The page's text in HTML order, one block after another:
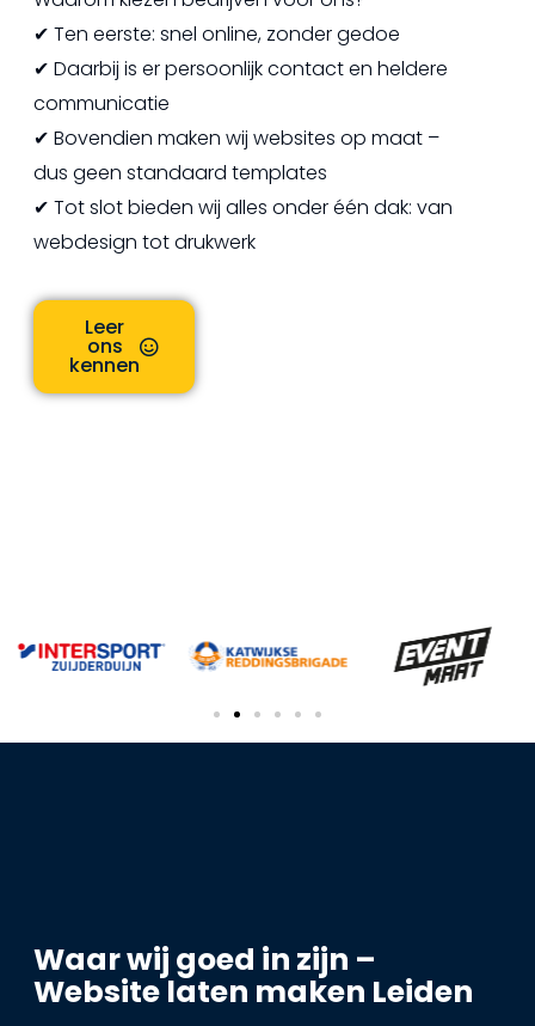
✔ Ten eerste: snel online, zonder gedoe
✔ Daarbij is er persoonlijk contact en heldere
communicatie
✔ Bovendien maken wij websites op maat –
dus geen standaard templates
✔ Tot slot bieden wij alles onder één dak: van
webdesign tot drukwerk
Leer
ons
kennen
Waar wij goed in zijn –
Website laten maken Leiden